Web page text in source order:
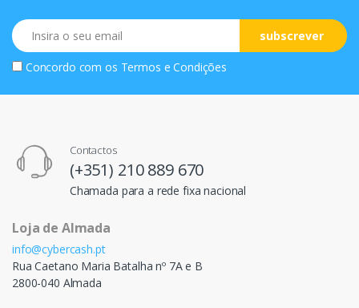
Email
subscrever
Concordo com os Termos e Condições
Contactos
(+351) 210 889 670
Chamada para a rede fixa nacional
Loja de Almada
info@cybercash.pt
Rua Caetano Maria Batalha nº 7A e B
2800-040 Almada